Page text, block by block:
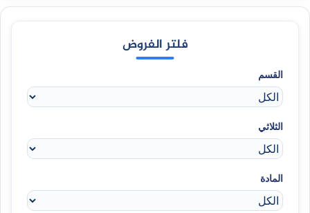
فلتر الفروض
القسم
الثلاثي
المادة